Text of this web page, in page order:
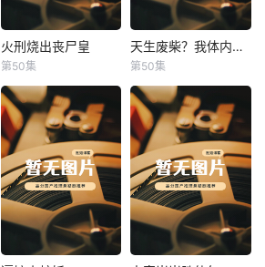
火刑烧出丧尸皇
火刑烧出丧尸皇
第50集
天生废柴？我体内有神血 天生废柴？我体内有神血
第50集